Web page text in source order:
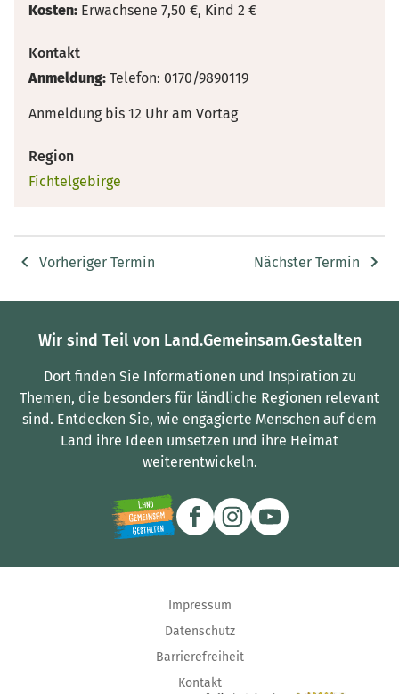
Kosten: Erwachsene 7,50 €, Kind 2 €
Kontakt
Anmeldung: Telefon: 0170/9890119
Anmeldung bis 12 Uhr am Vortag
Region
Fichtelgebirge
Vorheriger Termin Nächster Termin
Wir sind Teil von Land.Gemeinsam.Gestalten
Dort finden Sie Informationen und Inspiration zu
Themen, die besonders für ländliche Regionen relevant
sind. Entdecken Sie, wie engagierte Menschen auf dem
Land ihre Ideen umsetzen und ihre Heimat
weiterentwickeln.
Impressum
Datenschutz
Barrierefreiheit
Kontakt